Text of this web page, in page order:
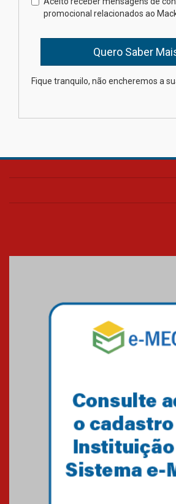
03.08.2026
Oncologista do
importância da
diagnóstico
de pulmão
promocional relacionados ao
Fique tranquilo, não encheremos a